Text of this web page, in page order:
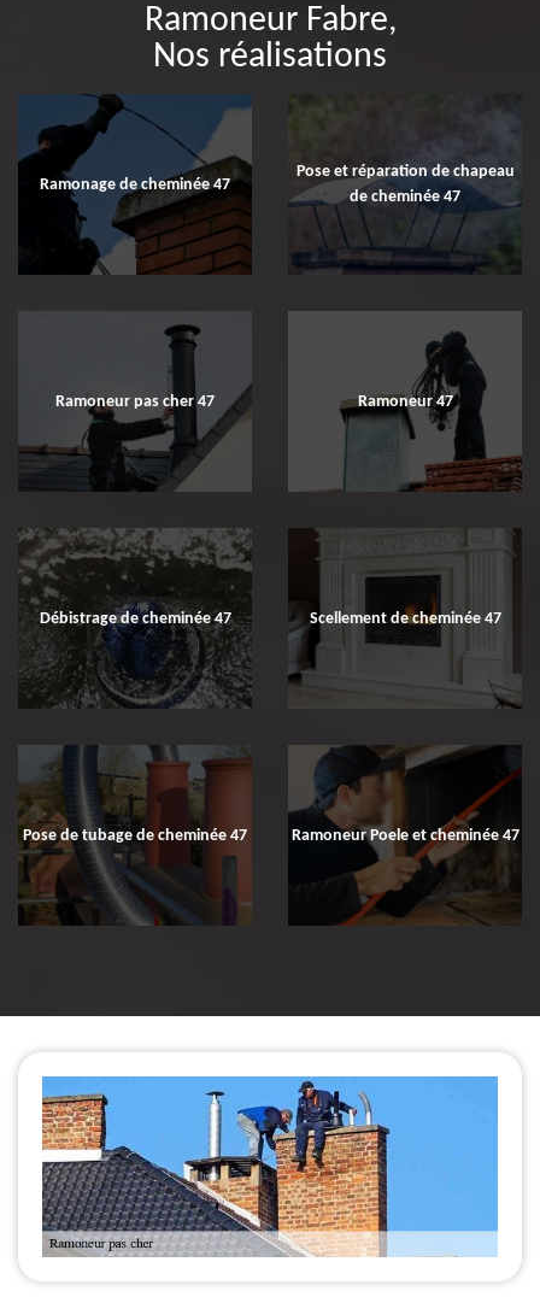
Ramoneur Fabre,
Nos réalisations
Ramonage de cheminée 47
Pose et réparation de chapeau
de cheminée 47
Ramoneur pas cher 47 Ramoneur 47
Débistrage de cheminée 47 Scellement de cheminée 47
Pose de tubage de cheminée 47 Ramoneur Poele et cheminée 47